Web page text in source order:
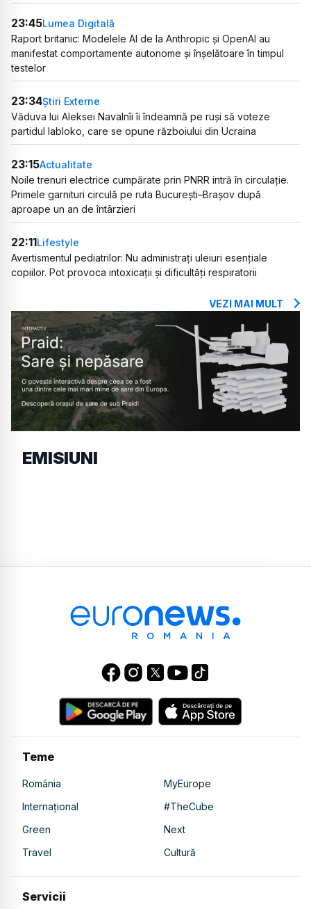
23:45Lumea Digitală
Raport britanic: Modelele AI de la Anthropic și OpenAI au
manifestat comportamente autonome și înșelătoare în timpul
testelor
23:34Știri Externe
Văduva lui Aleksei Navalnîi îi îndeamnă pe ruși să voteze
partidul Iabloko, care se opune războiului din Ucraina
23:15Actualitate
Noile trenuri electrice cumpărate prin PNRR intră în circulație.
Primele garnituri circulă pe ruta București–Brașov după
aproape un an de întârzieri
22:11Lifestyle
Avertismentul pediatrilor: Nu administrați uleiuri esențiale
copiilor. Pot provoca intoxicații și dificultăți respiratorii
VEZI MAI MULT
EMISIUNI
Teme
România
MyEurope
Internațional
#TheCube
Green
Next
Travel
Cultură
Servicii